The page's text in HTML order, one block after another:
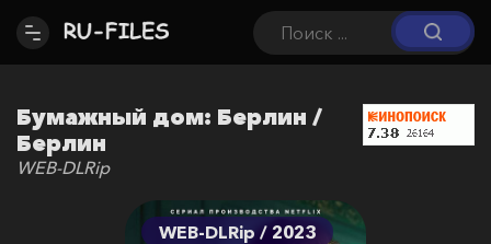
Бумажный дом: Берлин /
Берлин
WEB-DLRip
WEB-DLRip / 2023